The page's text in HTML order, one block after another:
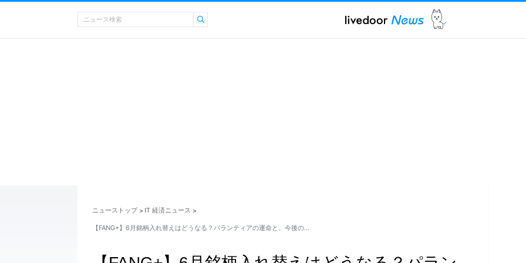
ニューストップ > IT 経済ニュース >
【FANG+】6月銘柄入れ替えはどうなる？パランティアの運命と、今後の…